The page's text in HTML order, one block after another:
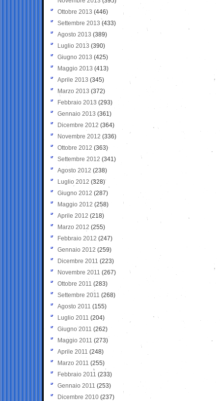
Ottobre 2013 (446)
Settembre 2013 (433)
Agosto 2013 (389)
Luglio 2013 (390)
Giugno 2013 (425)
Maggio 2013 (413)
Aprile 2013 (345)
Marzo 2013 (372)
Febbraio 2013 (293)
Gennaio 2013 (361)
Dicembre 2012 (364)
Novembre 2012 (336)
Ottobre 2012 (363)
Settembre 2012 (341)
Agosto 2012 (238)
Luglio 2012 (328)
Giugno 2012 (287)
Maggio 2012 (258)
Aprile 2012 (218)
Marzo 2012 (255)
Febbraio 2012 (247)
Gennaio 2012 (259)
Dicembre 2011 (223)
Novembre 2011 (267)
Ottobre 2011 (283)
Settembre 2011 (268)
Agosto 2011 (155)
Luglio 2011 (204)
Giugno 2011 (262)
Maggio 2011 (273)
Aprile 2011 (248)
Marzo 2011 (255)
Febbraio 2011 (233)
Gennaio 2011 (253)
Dicembre 2010 (237)